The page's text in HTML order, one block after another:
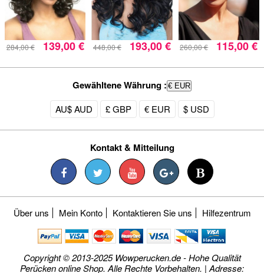
284,00 € 139,00 € 448,00 € 193,00 € 260,00 € 115,00 €
Gewähltene Währung : € EUR
AU$ AUD £ GBP € EUR $ USD
Kontakt & Mitteilung
Über uns Mein Konto Kontaktieren Sie uns Hilfezentrum
Copyright © 2013-2025 Wowperucken.de - Hohe Qualität
Perücken online Shop. Alle Rechte Vorbehalten. | Adresse: